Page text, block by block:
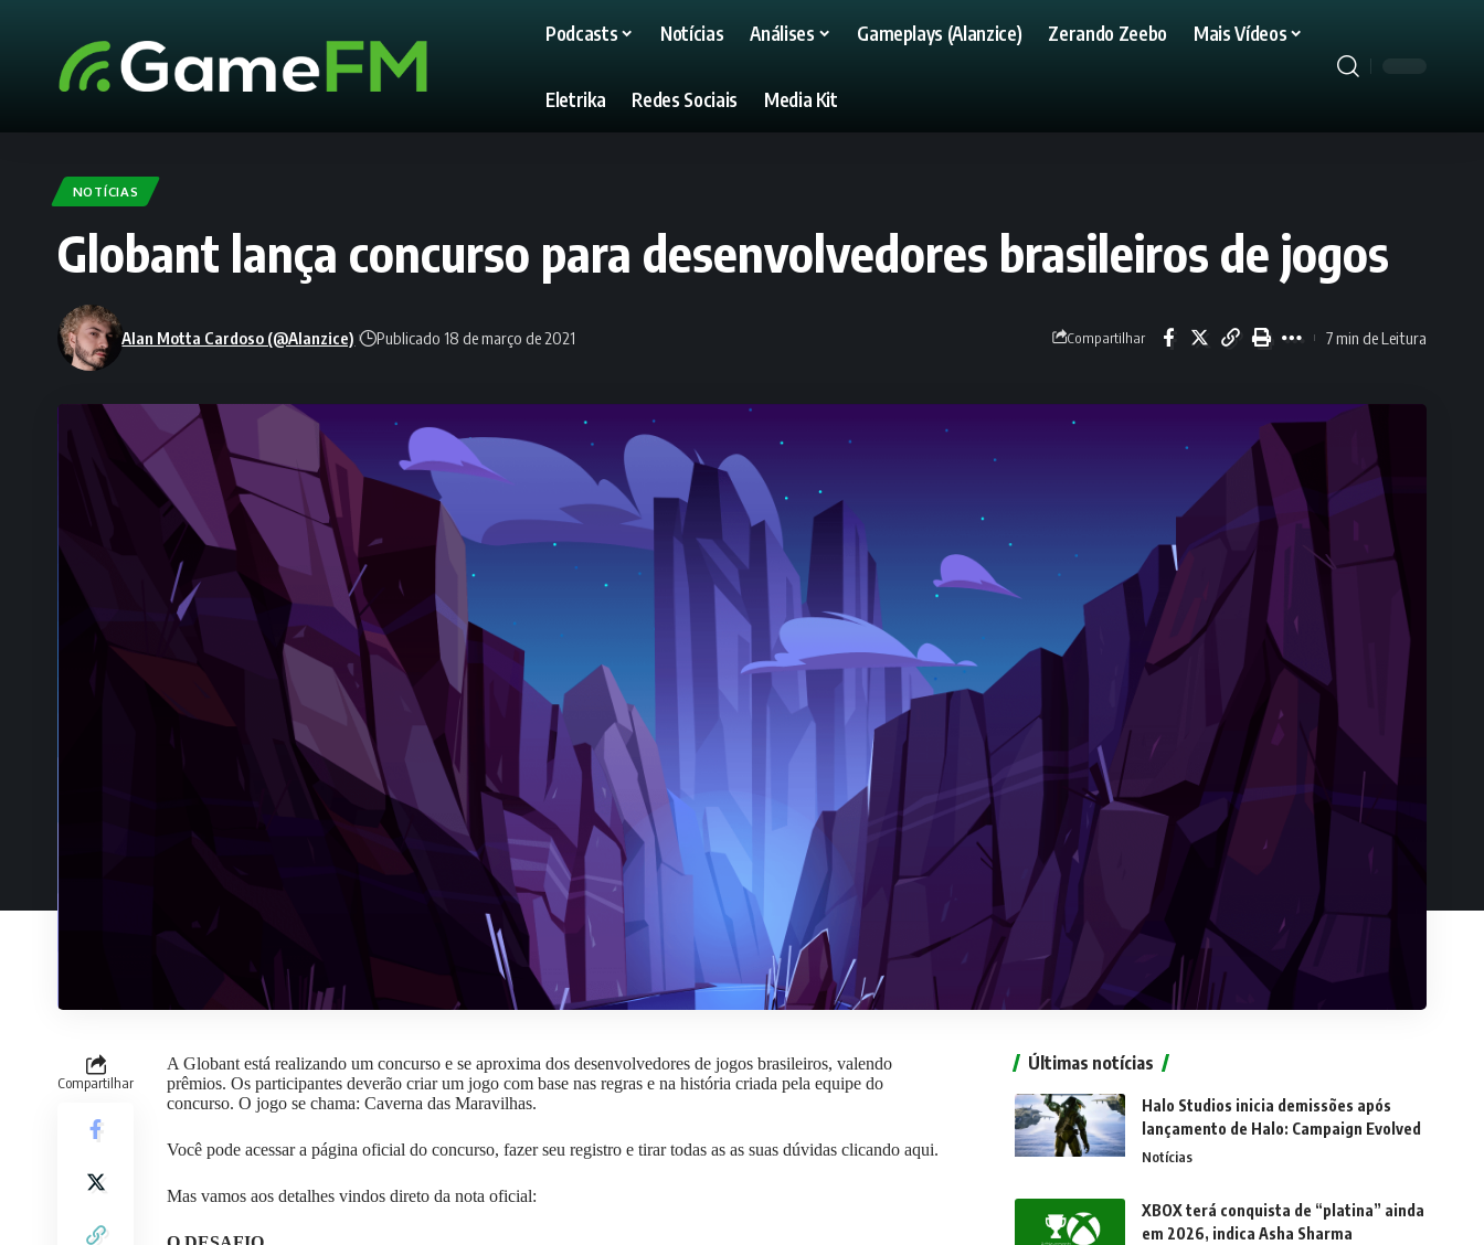
Podcasts Notícias Análises Gameplays (Alanzice) Zerando Zeebo Mais Vídeos
Eletrika Redes Sociais Media Kit
NOTÍCIAS
Globant lança concurso para desenvolvedores brasileiros de jogos
Alan Motta Cardoso (@Alanzice) Publicado 18 de março de 2021 Compartilhar 7 min de Leitura
Compartilhar
A Globant está realizando um concurso e se aproxima dos desenvolvedores de jogos brasileiros, valendo
prêmios. Os participantes deverão criar um jogo com base nas regras e na história criada pela equipe do
concurso. O jogo se chama: Caverna das Maravilhas.
Você pode acessar a página oficial do concurso, fazer seu registro e tirar todas as as suas dúvidas clicando aqui.
Mas vamos aos detalhes vindos direto da nota oficial:
Últimas notícias
Halo Studios inicia demissões após
lançamento de Halo: Campaign Evolved
Notícias
XBOX terá conquista de “platina” ainda
em 2026, indica Asha Sharma